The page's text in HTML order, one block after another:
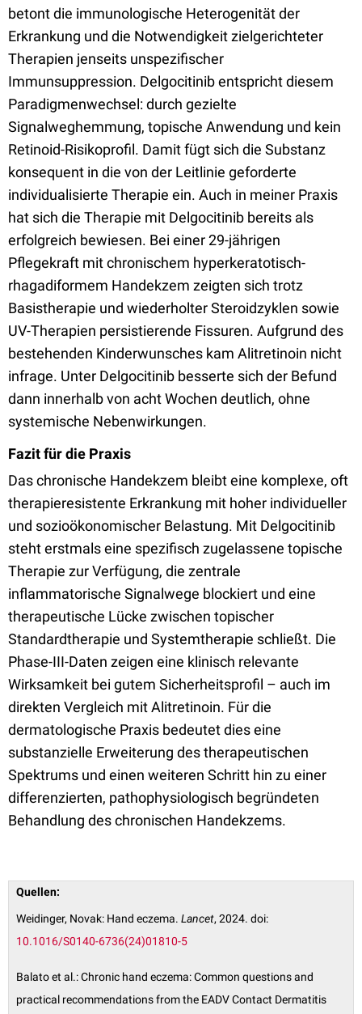
betont die immunologische Heterogenität der
Erkrankung und die Notwendigkeit zielgerichteter
Therapien jenseits unspezifischer
Immunsuppression. Delgocitinib entspricht diesem
Paradigmenwechsel: durch gezielte
Signalweghemmung, topische Anwendung und kein
Retinoid-Risikoprofil. Damit fügt sich die Substanz
konsequent in die von der Leitlinie geforderte
individualisierte Therapie ein. Auch in meiner Praxis
hat sich die Therapie mit Delgocitinib bereits als
erfolgreich bewiesen. Bei einer 29-jährigen
Pflegekraft mit chronischem hyperkeratotisch-
rhagadiformem Handekzem zeigten sich trotz
Basistherapie und wiederholter Steroidzyklen sowie
UV-Therapien persistierende Fissuren. Aufgrund des
bestehenden Kinderwunsches kam Alitretinoin nicht
infrage. Unter Delgocitinib besserte sich der Befund
dann innerhalb von acht Wochen deutlich, ohne
systemische Nebenwirkungen.
Fazit für die Praxis
Das chronische Handekzem bleibt eine komplexe, oft
therapieresistente Erkrankung mit hoher individueller
und sozioökonomischer Belastung. Mit Delgocitinib
steht erstmals eine spezifisch zugelassene topische
Therapie zur Verfügung, die zentrale
inflammatorische Signalwege blockiert und eine
therapeutische Lücke zwischen topischer
Standardtherapie und Systemtherapie schließt. Die
Phase-III-Daten zeigen eine klinisch relevante
Wirksamkeit bei gutem Sicherheitsprofil – auch im
direkten Vergleich mit Alitretinoin. Für die
dermatologische Praxis bedeutet dies eine
substanzielle Erweiterung des therapeutischen
Spektrums und einen weiteren Schritt hin zu einer
differenzierten, pathophysiologisch begründeten
Behandlung des chronischen Handekzems.
Quellen:
Weidinger, Novak: Hand eczema. Lancet, 2024. doi:
10.1016/S0140-6736(24)01810-5
Balato et al.: Chronic hand eczema: Common questions and
practical recommendations from the EADV Contact Dermatitis